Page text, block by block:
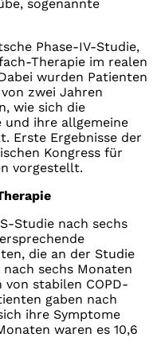
sogenannte
Phase-IV-Studie,
Therapie im realen
wurden Patienten
zwei Jahren
wie sich die
und ihre allgemeine
Erste Ergebnisse der
Kongress für
vorgestellt.
Studie nach sechs
die an der Studie
sechs Monaten
von stabilen COPD-
gaben nach
ihre Symptome
waren es 10,6